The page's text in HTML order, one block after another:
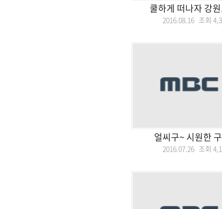
쿨하게 떠나자 강
2016.08.16 조회
얼씨구~ 시원한
2016.07.26 조회